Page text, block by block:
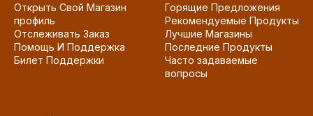
Открыть Свой Магазин
профиль
Отслеживать Заказ
Помощь И Поддержка
Билет Поддержки
Горящие Предложения
Рекомендуемые Продукты
Лучшие Магазины
Последние Продукты
Часто задаваемые
вопросы